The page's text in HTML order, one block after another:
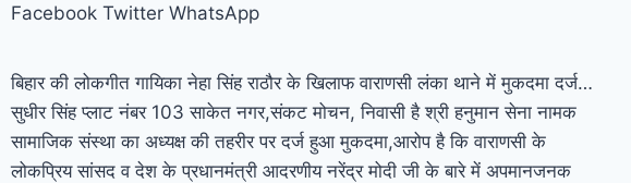
Facebook Twitter WhatsApp
बिहार की लोकगीत गायिका नेहा सिंह राठौर के खिलाफ वाराणसी लंका थाने में मुकदमा दर्ज…
सुधीर सिंह प्लाट नंबर 103 साकेत नगर,संकट मोचन, निवासी है श्री हनुमान सेना नामक
सामाजिक संस्था का अध्यक्ष की तहरीर पर दर्ज हुआ मुकदमा,आरोप है कि वाराणसी के
लोकप्रिय सांसद व देश के प्रधानमंत्री आदरणीय नरेंद्र मोदी जी के बारे में अपमानजनक